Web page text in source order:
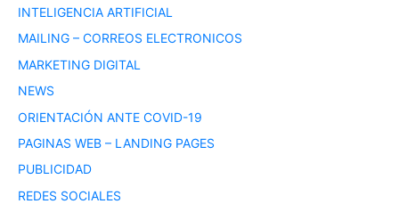
INTELIGENCIA ARTIFICIAL
MAILING – CORREOS ELECTRONICOS
MARKETING DIGITAL
NEWS
ORIENTACIÓN ANTE COVID-19
PAGINAS WEB – LANDING PAGES
PUBLICIDAD
REDES SOCIALES